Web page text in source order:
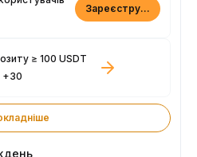
Зареєструватися
≥ 100 USDT
+30